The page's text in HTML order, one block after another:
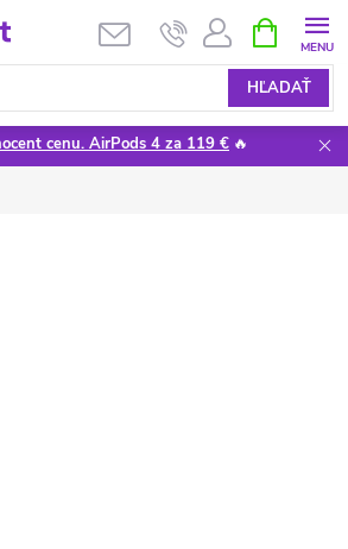
HĽADAŤ
KOŠÍK
cenu. AirPods 4 za 119 € 🔥